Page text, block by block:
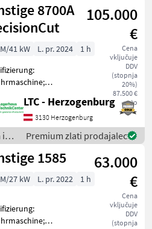
Filtri
8700A
105.000
€
Cena
vključuje
DDV
(stopnja
20%)
87.500 €
neto
41 kW L. pr. 2024
1 h
2.54;
Weitere
LTC - Herzogenburg
3130 Herzogenburg
in
Premium zlati prodajalec
1585
63.000
€
Cena
vključuje
DDV
(stopnja
27 kW L. pr. 2022 1 h